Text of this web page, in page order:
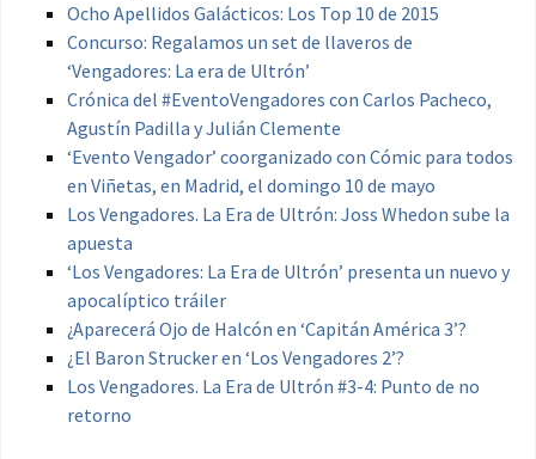
Ocho Apellidos Galácticos: Los Top 10 de 2015
Concurso: Regalamos un set de llaveros de
‘Vengadores: La era de Ultrón’
Crónica del #EventoVengadores con Carlos Pacheco,
Agustín Padilla y Julián Clemente
‘Evento Vengador’ coorganizado con Cómic para todos
en Viñetas, en Madrid, el domingo 10 de mayo
Los Vengadores. La Era de Ultrón: Joss Whedon sube la
apuesta
‘Los Vengadores: La Era de Ultrón’ presenta un nuevo y
apocalíptico tráiler
¿Aparecerá Ojo de Halcón en ‘Capitán América 3’?
¿El Baron Strucker en ‘Los Vengadores 2’?
Los Vengadores. La Era de Ultrón #3-4: Punto de no
retorno